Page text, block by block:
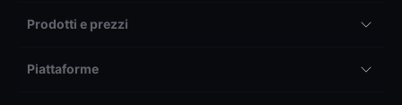
Prodotti e prezzi
Piattaforme